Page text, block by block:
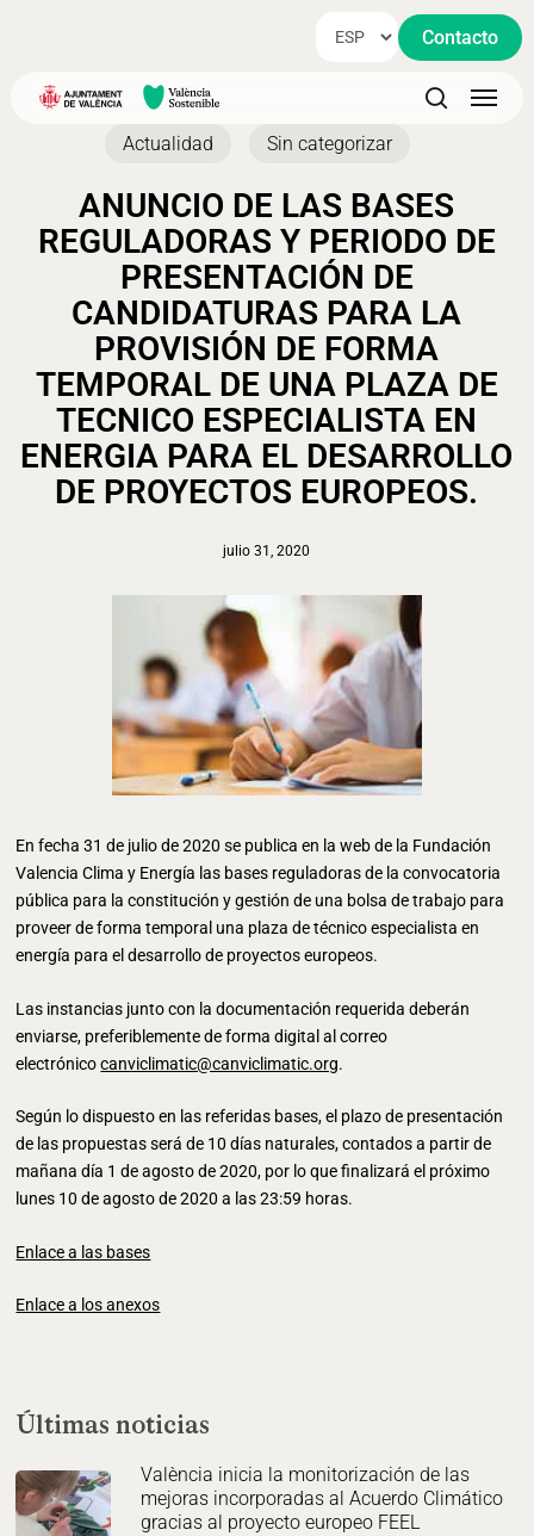
content
Contacto
search
Menu
Actualidad Sin categorizar
ANUNCIO DE LAS BASES
REGULADORAS Y PERIODO DE
PRESENTACIÓN DE
CANDIDATURAS PARA LA
PROVISIÓN DE FORMA
TEMPORAL DE UNA PLAZA DE
TECNICO ESPECIALISTA EN
ENERGIA PARA EL DESARROLLO
DE PROYECTOS EUROPEOS.
julio 31, 2020
En fecha 31 de julio de 2020 se publica en la web de la Fundación
Valencia Clima y Energía las bases reguladoras de la convocatoria
pública para la constitución y gestión de una bolsa de trabajo para
proveer de forma temporal una plaza de técnico especialista en
energía para el desarrollo de proyectos europeos.
Las instancias junto con la documentación requerida deberán
enviarse, preferiblemente de forma digital al correo
electrónicocanviclimatic@canviclimatic.org.
Según lo dispuesto en las referidas bases, el plazo de presentación
de las propuestas será de 10 días naturales, contados a partir de
mañana día 1 de agosto de 2020, por lo que finalizará el próximo
lunes 10 de agosto de 2020 a las 23:59 horas.
Enlace a las bases
Enlace a los anexos
Últimas noticias
València inicia la monitorización de las
mejoras incorporadas al Acuerdo Climático
gracias al proyecto europeo FEEL